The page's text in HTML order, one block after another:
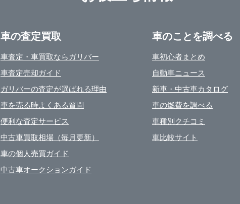
車の査定買取
車査定・車買取ならガリバー
車査定売却ガイド
ガリバーの査定が選ばれる理由
車を売る時よくある質問
便利な査定サービス
中古車買取相場（毎月更新）
車の個人売買ガイド
中古車オークションガイド
車のことを調べる
車初心者まとめ
自動車ニュース
新車・中古車カタログ
車の燃費を調べる
車種別クチコミ
車比較サイト